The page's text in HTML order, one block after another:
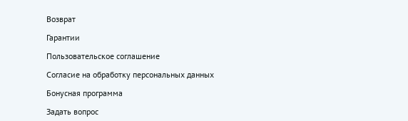
Возврат
Гарантии
Пользовательское соглашение
Согласие на обработку персональных данных
Бонусная программа
Задать вопрос